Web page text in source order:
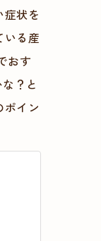
状を
いる産
おす
？と
イン